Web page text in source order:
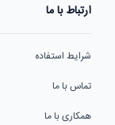
ارتباط با ما
شرایط استفاده
تماس با ما
همکاری با ما